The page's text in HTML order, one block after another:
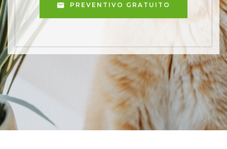
PREVENTIVO GRATUITO